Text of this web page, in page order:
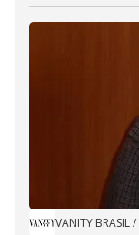
VANITY BRASIL/